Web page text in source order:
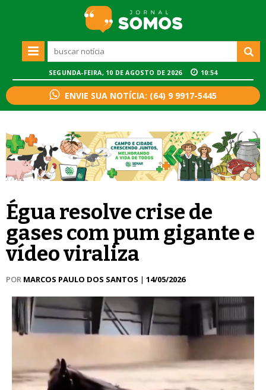
SEGUNDA-FEIRA, 10 DE AGOSTO DE 2026 10:54
ENVIE SUA NOTÍCIA: (64) 9 9917-5445
Égua resolve crise de
gases com pum gigante e
vídeo viraliza
POR MARCOS PAULO DOS SANTOS | 14/05/2026